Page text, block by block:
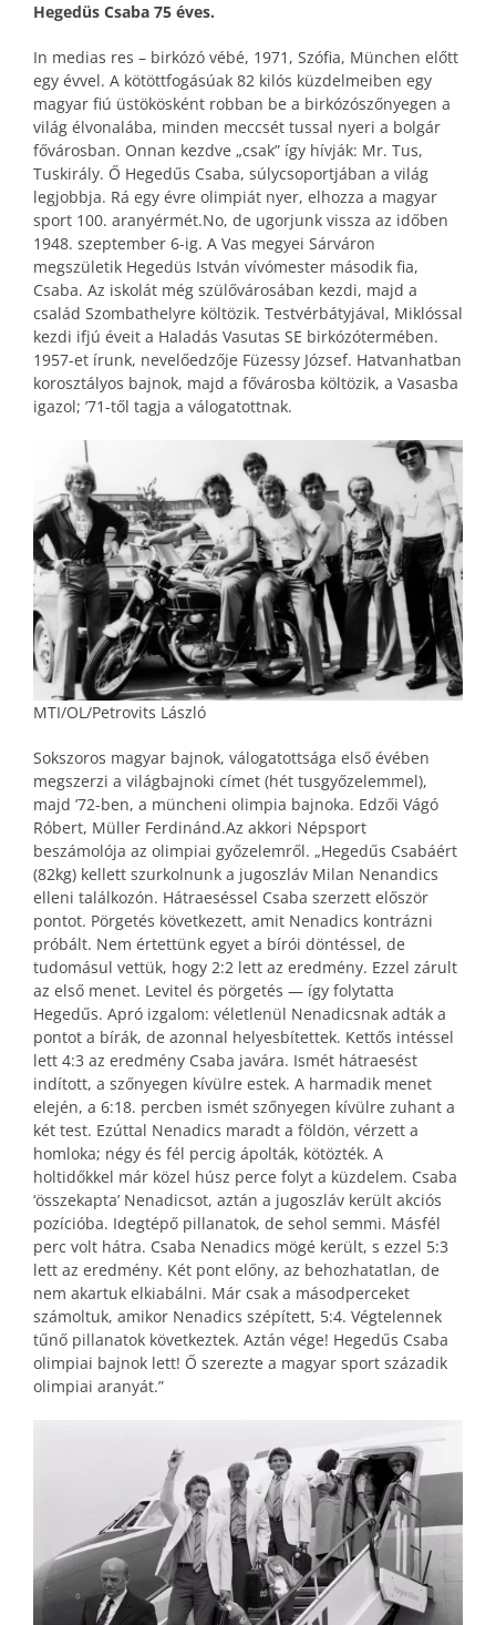
Hegedüs Csaba 75 éves.
In medias res – birkózó vébé, 1971, Szófia, München előtt
egy évvel. A kötöttfogásúak 82 kilós küzdelmeiben egy
magyar fiú üstökösként robban be a birkózószőnyegen a
világ élvonalába, minden meccsét tussal nyeri a bolgár
fővárosban. Onnan kezdve „csak” így hívják: Mr. Tus,
Tuskirály. Ő Hegedűs Csaba, súlycsoportjában a világ
legjobbja. Rá egy évre olimpiát nyer, elhozza a magyar
sport 100. aranyérmét.No, de ugorjunk vissza az időben
1948. szeptember 6-ig. A Vas megyei Sárváron
megszületik Hegedüs István vívómester második fia,
Csaba. Az iskolát még szülővárosában kezdi, majd a
család Szombathelyre költözik. Testvérbátyjával, Miklóssal
kezdi ifjú éveit a Haladás Vasutas SE birkózótermében.
1957-et írunk, nevelőedzője Füzessy József. Hatvanhatban
korosztályos bajnok, majd a fővárosba költözik, a Vasasba
igazol; ’71-től tagja a válogatottnak.
MTI/OL/Petrovits László
Sokszoros magyar bajnok, válogatottsága első évében
megszerzi a világbajnoki címet (hét tusgyőzelemmel),
majd ’72-ben, a müncheni olimpia bajnoka. Edzői Vágó
Róbert, Müller Ferdinánd.Az akkori Népsport
beszámolója az olimpiai győzelemről. „Hegedűs Csabáért
(82kg) kellett szurkolnunk a jugoszláv Milan Nenandics
elleni találkozón. Hátraeséssel Csaba szerzett először
pontot. Pörgetés következett, amit Nenadics kontrázni
próbált. Nem értettünk egyet a bírói döntéssel, de
tudomásul vettük, hogy 2:2 lett az eredmény. Ezzel zárult
az első menet. Levitel és pörgetés — így folytatta
Hegedűs. Apró izgalom: véletlenül Nenadicsnak adták a
pontot a bírák, de azonnal helyesbítettek. Kettős intéssel
lett 4:3 az eredmény Csaba javára. Ismét hátraesést
indított, a szőnyegen kívülre estek. A harmadik menet
elején, a 6:18. percben ismét szőnyegen kívülre zuhant a
két test. Ezúttal Nenadics maradt a földön, vérzett a
homloka; négy és fél percig ápolták, kötözték. A
holtidőkkel már közel húsz perce folyt a küzdelem. Csaba
‘összekapta’ Nenadicsot, aztán a jugoszláv került akciós
pozícióba. Idegtépő pillanatok, de sehol semmi. Másfél
perc volt hátra. Csaba Nenadics mögé került, s ezzel 5:3
lett az eredmény. Két pont előny, az behozhatatlan, de
nem akartuk elkiabálni. Már csak a másodperceket
számoltuk, amikor Nenadics szépített, 5:4. Végtelennek
tűnő pillanatok következtek. Aztán vége! Hegedűs Csaba
olimpiai bajnok lett! Ő szerezte a magyar sport századik
olimpiai aranyát.”